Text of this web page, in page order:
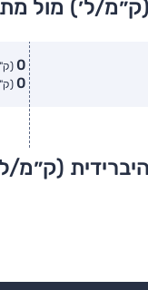
ל׳) מול
0
0
(ק״מ/